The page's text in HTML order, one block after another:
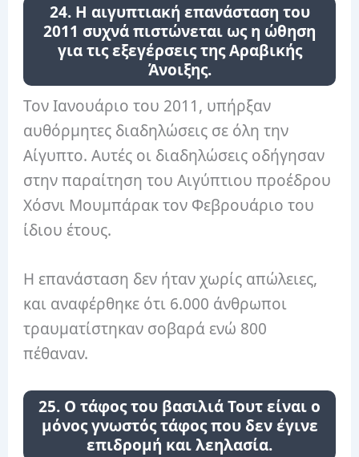
24. Η αιγυπτιακή επανάσταση του
2011 συχνά πιστώνεται ως η ώθηση
για τις εξεγέρσεις της Αραβικής
Άνοιξης.
Τον Ιανουάριο του 2011, υπήρξαν
αυθόρμητες διαδηλώσεις σε όλη την
Αίγυπτο. Αυτές οι διαδηλώσεις οδήγησαν
στην παραίτηση του Αιγύπτιου προέδρου
Χόσνι Μουμπάρακ τον Φεβρουάριο του
ίδιου έτους.
Η επανάσταση δεν ήταν χωρίς απώλειες,
και αναφέρθηκε ότι 6.000 άνθρωποι
τραυματίστηκαν σοβαρά ενώ 800
πέθαναν.
25. Ο τάφος του βασιλιά Τουτ είναι ο
μόνος γνωστός τάφος που δεν έγινε
επιδρομή και λεηλασία.